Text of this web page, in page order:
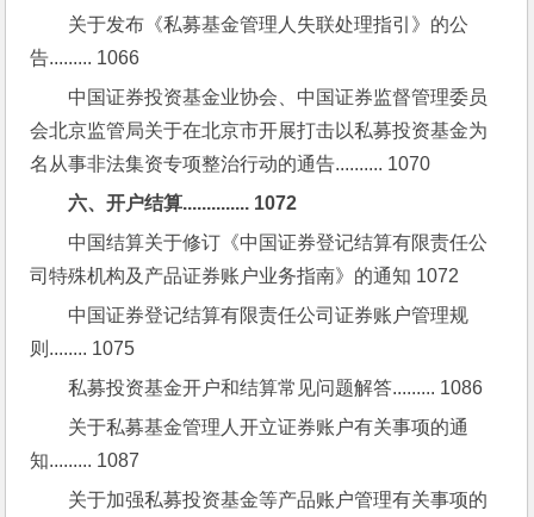
关于发布《私募基金管理人失联处理指引》的公
告......... 1066
中国证券投资基金业协会、中国证券监督管理委员
会北京监管局关于在北京市开展打击以私募投资基金为
名从事非法集资专项整治行动的通告.......... 1070
六、开户结算.............. 1072
中国结算关于修订《中国证券登记结算有限责任公
司特殊机构及产品证券账户业务指南》的通知 1072
中国证券登记结算有限责任公司证券账户管理规
则........ 1075
私募投资基金开户和结算常见问题解答......... 1086
关于私募基金管理人开立证券账户有关事项的通
知......... 1087
关于加强私募投资基金等产品账户管理有关事项的